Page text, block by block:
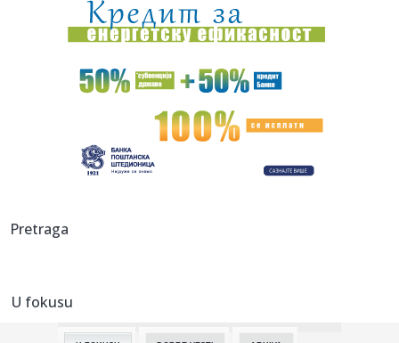
19:00:Galerija fotografija – Amyl and the Sniffers – Zagreb
19:00:Uklonjena zastava Ukrajine u Prištini, Petković poslao jasnu
Siner zbog povrede propušta Masters u Sinsinatiju
19:00:Tragedija kod Kipa slobode: Poginule žena i beba
očekuju...
19:00:
Pretraga
U fokusu